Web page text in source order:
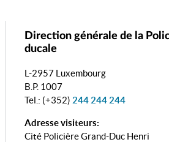
Direction générale de la
ducale
L-2957 Luxembourg
B.P. 1007
Tel.: (+352) 244 244 244
Adresse visiteurs:
Cité Policière Grand-Duc Henri